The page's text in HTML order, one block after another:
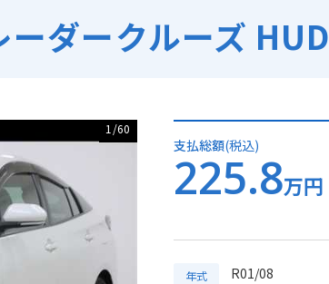
ダークルーズ HUD
1 /60
支払総額(税込)
225.8万円
年式 R01/08